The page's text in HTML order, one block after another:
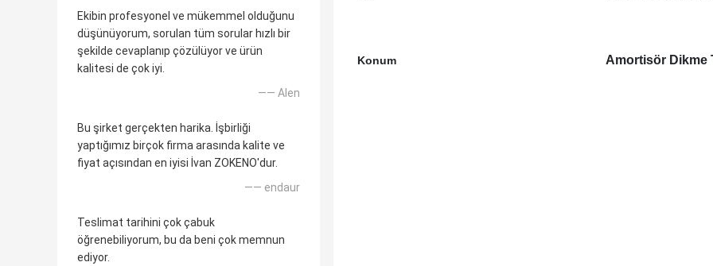
Ekibin profesyonel ve mükemmel olduğunu
düşünüyorum, sorulan tüm sorular hızlı bir
şekilde cevaplanıp çözülüyor ve ürün
kalitesi de çok iyi.
—— Alen
Bu şirket gerçekten harika. İşbirliği
yaptığımız birçok firma arasında kalite ve
fiyat açısından en iyisi İvan ZOKENO'dur.
—— endaur
Teslimat tarihini çok çabuk
öğrenebiliyorum, bu da beni çok memnun
ediyor.
Konum Amortisör Dikme